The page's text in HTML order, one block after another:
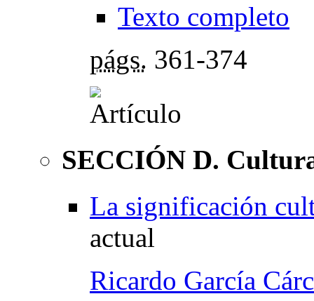
Texto completo
págs. 361-374
SECCIÓN D.
La significación
actual
Ricardo García